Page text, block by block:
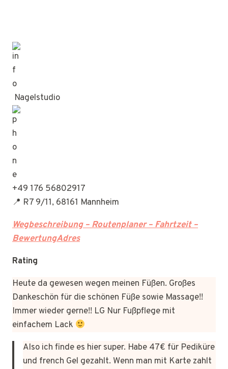
Nagelstudio
+49 176 56802917
📍 R7 9/11, 68161 Mannheim
Wegbeschreibung – Routenplaner – Fahrtzeit –
BewertungAdres
Rating
Heute da gewesen wegen meinen Füßen. Großes
Dankeschön für die schönen Füße sowie Massage!!
Immer wieder gerne!! LG Nur Fußpflege mit
einfachem Lack
Also ich finde es hier super. Habe 47€ für Pediküre
und french Gel gezahlt. Wenn man mit Karte zahlt